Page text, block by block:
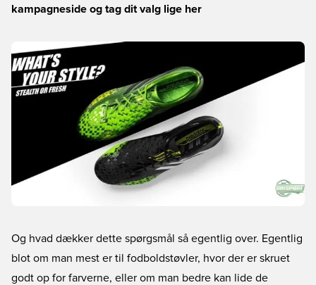
kampagneside og tag dit valg lige her
Og hvad dækker dette spørgsmål så egentlig over. Egentlig
blot om man mest er til fodboldstøvler, hvor der er skruet
godt op for farverne, eller om man bedre kan lide de